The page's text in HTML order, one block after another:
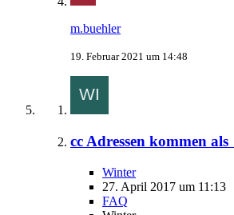
m.buehler
19. Februar 2021 um 14:48
cc Adressen kommen
Winter
27. April 2017 um 11:13
FAQ